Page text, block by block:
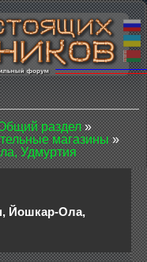
раздел»
магазины»
Удмуртия
Йошкар-Ола,